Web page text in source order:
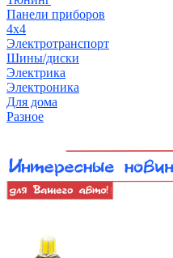
Панели приборов
4x4
Электротранспорт
Шины/диски
Электрика
Электроника
Для дома
Разное